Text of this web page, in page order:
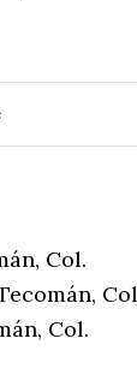
Col.
Col.